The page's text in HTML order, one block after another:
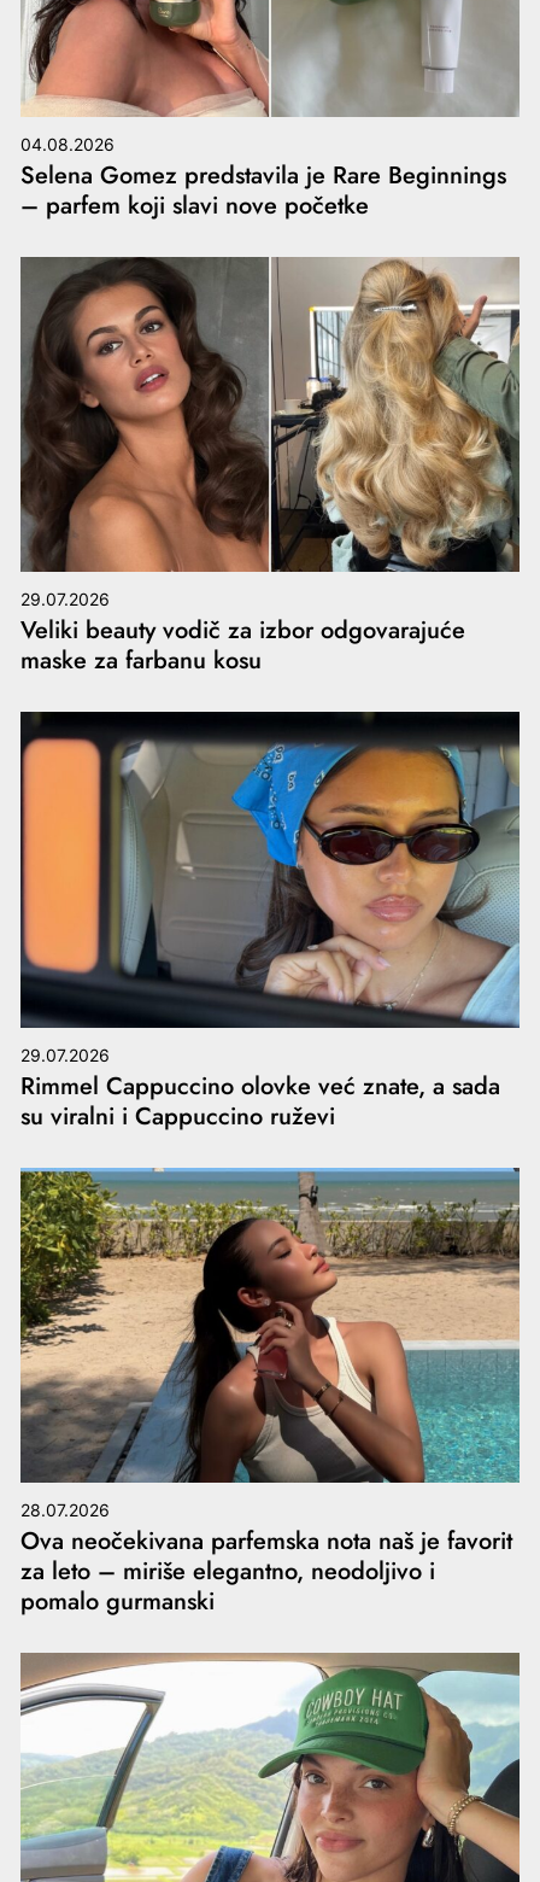
04.08.2026
Selena Gomez predstavila je Rare Beginnings
– parfem koji slavi nove početke
29.07.2026
Veliki beauty vodič za izbor odgovarajuće
maske za farbanu kosu
29.07.2026
Rimmel Cappuccino olovke već znate, a sada
su viralni i Cappuccino ruževi
28.07.2026
Ova neočekivana parfemska nota naš je favorit
za leto – miriše elegantno, neodoljivo i
pomalo gurmanski